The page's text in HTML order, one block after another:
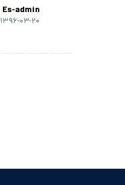
Es-admin
۱۳۹۶-۰۳-۲۰